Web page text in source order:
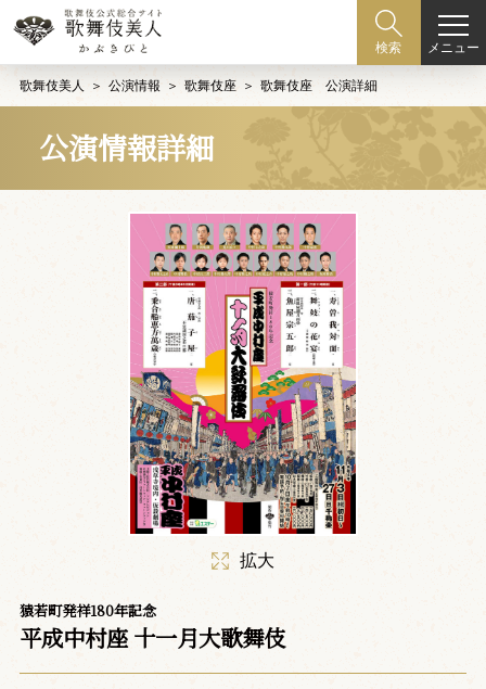
検索 メニュー
歌舞伎美人 公演情報 歌舞伎座 歌舞伎座 公演詳細
公演情報詳細
拡大
猿若町発祥180年記念
平成中村座 十一月大歌舞伎